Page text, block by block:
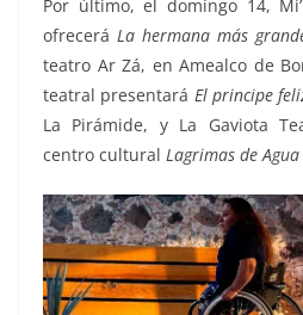
Por último, el domingo 14,
ofrecerá La hermana más
teatro Ar Zá, en Amealco de
teatral presentará El principe
La Pirámide, y La Gaviota
centro cultural Lagrimas de Agua